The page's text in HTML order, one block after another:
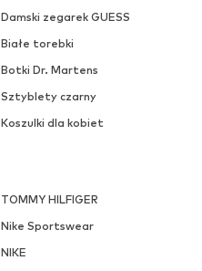
Damski zegarek GUESS
Białe torebki
Botki Dr. Martens
Sztyblety czarny
Koszulki dla kobiet
TOMMY HILFIGER
Nike Sportswear
NIKE